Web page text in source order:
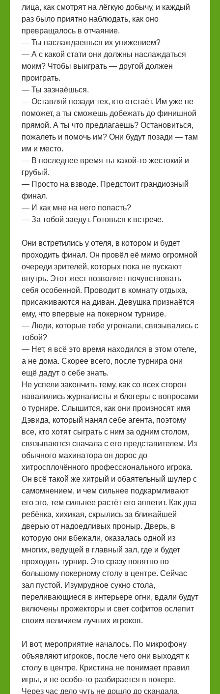
лица, как смотрят на лёгкую добычу, и каждый
раз было приятно наблюдать, как оно
превращалось в отчаяние.
— Ты наслаждаешься их унижением?
— А с какой стати они должны наслаждаться
моим? Чтобы выиграть — другой должен
проиграть.
— Ты зазнаёшься.
— Оставляй позади тех, кто отстаёт. Им уже не
поможет, а ты сможешь добежать до финишной
прямой. А ты что предлагаешь? Остановиться,
пожалеть и помочь им? Они будут позади — там
им и место.
— В последнее время ты какой-то жестокий и
грубый.
— Просто на взводе. Предстоит грандиозный
финал.
— И как мне на него попасть?
— За тобой заедут. Готовься к встрече.
Они встретились у отеля, в котором и будет
проходить финал. Он провёл её мимо огромной
очереди зрителей, которых пока не пускают
внутрь. Этот жест позволяет почувствовать
себя особенной. Проводит в комнату отдыха,
присаживаются на диван. Девушка признаётся
ему, что впервые на покерном турнире.
— Люди, которые тебе угрожали, связывались с
тобой?
— Нет, я всё это время находился в этом отеле,
а не дома. Скорее всего, после турнира они
ещё дадут о себе знать.
Не успели закончить тему, как со всех сторон
навалились журналисты и блогеры с вопросами
о турнире. Слышится, как они произносят имя
Дэвида, который нанял себе агента, поэтому
все, кто хотят сыграть с ним за одним столом,
связываются сначала с его представителем. Из
обычного махинатора он дорос до
хитросплочённого профессионального игрока.
Он всё такой же хитрый и обаятельный шулер с
самомнением, и чем сильнее подкармливают
его эго, тем сильнее растёт его аппетит. Как два
ребёнка, хихикая, скрылись за ближайшей
дверью от надоедливых проныр. Дверь, в
которую они вбежали, оказалась одной из
многих, ведущей в главный зал, где и будет
проходить турнир. Это сразу понятно по
большому покерному столу в центре. Сейчас
зал пустой. Изумрудное сукно стола,
переливающиеся в интерьере огни, вдали будут
включены прожекторы и свет софитов ослепит
своим величием лучших игроков.
И вот, мероприятие началось. По микрофону
объявляют игроков, после чего они выходят к
столу в центре. Кристина не понимает правил
игры, и не особо-то разбирается в покере.
Через час дело чуть не дошло до скандала,